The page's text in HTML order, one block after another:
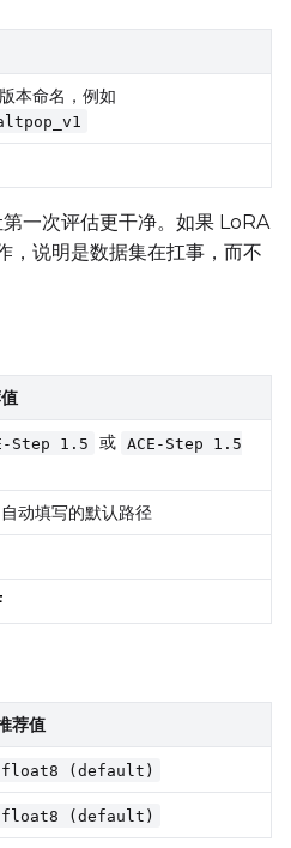
VALIDATION
ADVANCED
The Target Dataset
come back here.
Target Dataset
LoRA Weight
Num Repeats
本命名，例如
一次评估更干净。如果 LoRA
说明是数据集在扛事，而不
Step 1.5 或
ACE-Step 1.5
动填写的默认路径
荐值
float8 (default)
float8 (default)